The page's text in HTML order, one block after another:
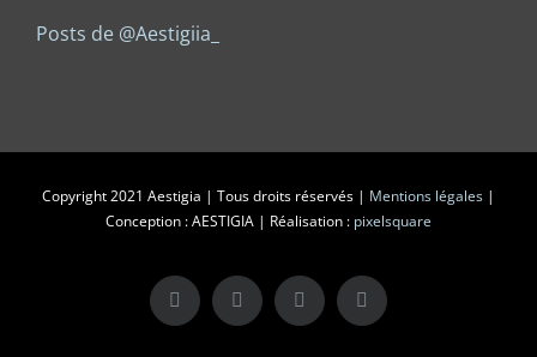
Posts de @Aestigiia_
Copyright 2021 Aestigia | Tous droits réservés | Mentions légales |
Conception : AESTIGIA | Réalisation : pixelsquare
X LinkedInInstagramFacebook